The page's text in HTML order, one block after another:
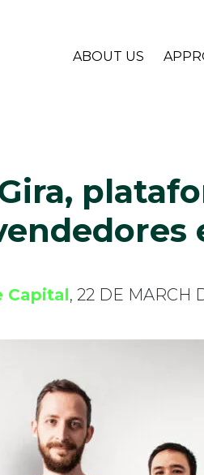
ABOUT US
Capital, 22 DE MARCH